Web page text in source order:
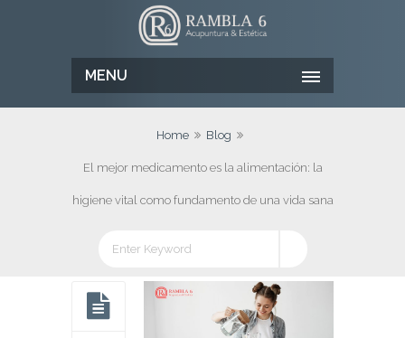
MENU
Home Blog
El mejor medicamento es la alimentación: la
higiene vital como fundamento de una vida sana